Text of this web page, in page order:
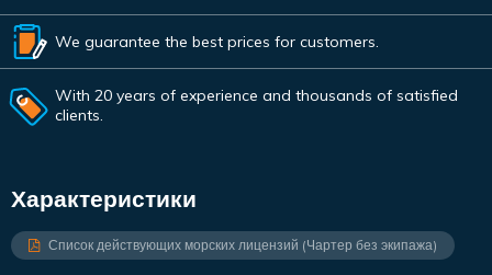
We guarantee the best prices for customers.
With 20 years of experience and thousands of satisfied
clients.
Характеристики
Список действующих морских лицензий (Чартер без экипажа)